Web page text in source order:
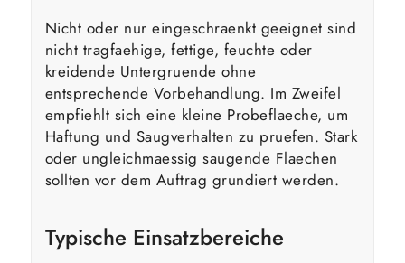
Nicht oder nur eingeschraenkt geeignet sind
nicht tragfaehige, fettige, feuchte oder
kreidende Untergruende ohne
entsprechende Vorbehandlung. Im Zweifel
empfiehlt sich eine kleine Probeflaeche, um
Haftung und Saugverhalten zu pruefen. Stark
oder ungleichmaessig saugende Flaechen
sollten vor dem Auftrag grundiert werden.
Typische Einsatzbereiche